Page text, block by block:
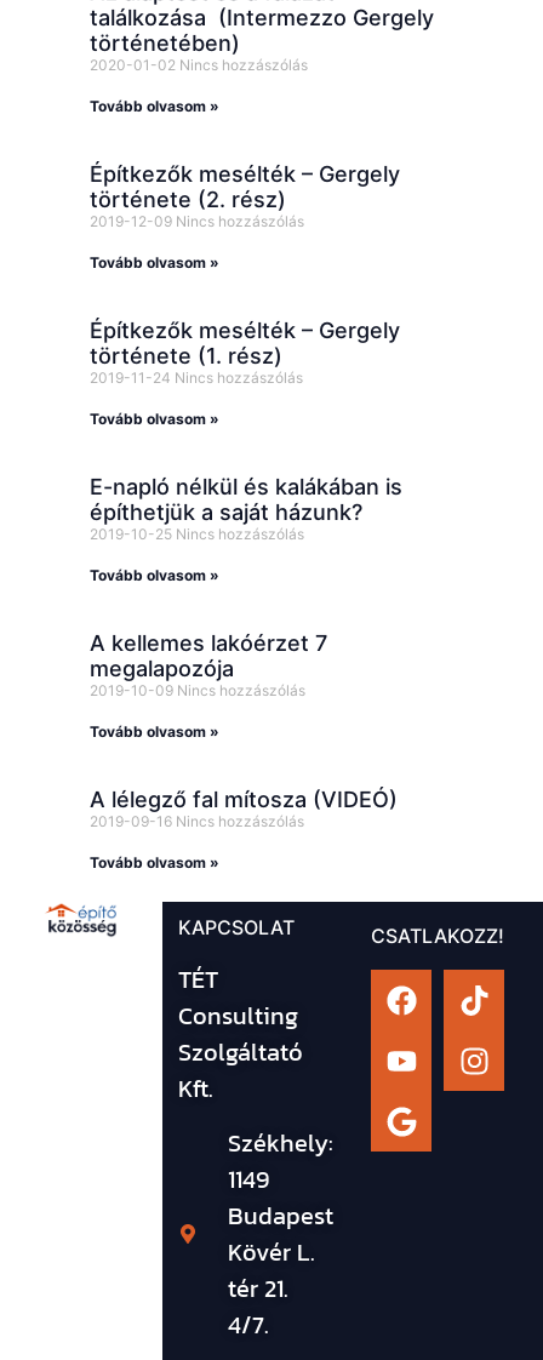
találkozása (Intermezzo Gergely
történetében)
2020-01-02 Nincs hozzászólás
Tovább olvasom »
Építkezők mesélték – Gergely
története (2. rész)
2019-12-09 Nincs hozzászólás
Tovább olvasom »
Építkezők mesélték – Gergely
története (1. rész)
2019-11-24 Nincs hozzászólás
Tovább olvasom »
E-napló nélkül és kalákában is
építhetjük a saját házunk?
2019-10-25 Nincs hozzászólás
Tovább olvasom »
A kellemes lakóérzet 7
megalapozója
2019-10-09 Nincs hozzászólás
Tovább olvasom »
A lélegző fal mítosza (VIDEÓ)
2019-09-16 Nincs hozzászólás
Tovább olvasom »
KAPCSOLAT
TÉT
Consulting
Szolgáltató
Kft.
Székhely:
1149
Budapest
Kövér L.
tér 21.
4/7.
CSATLAKOZZ!